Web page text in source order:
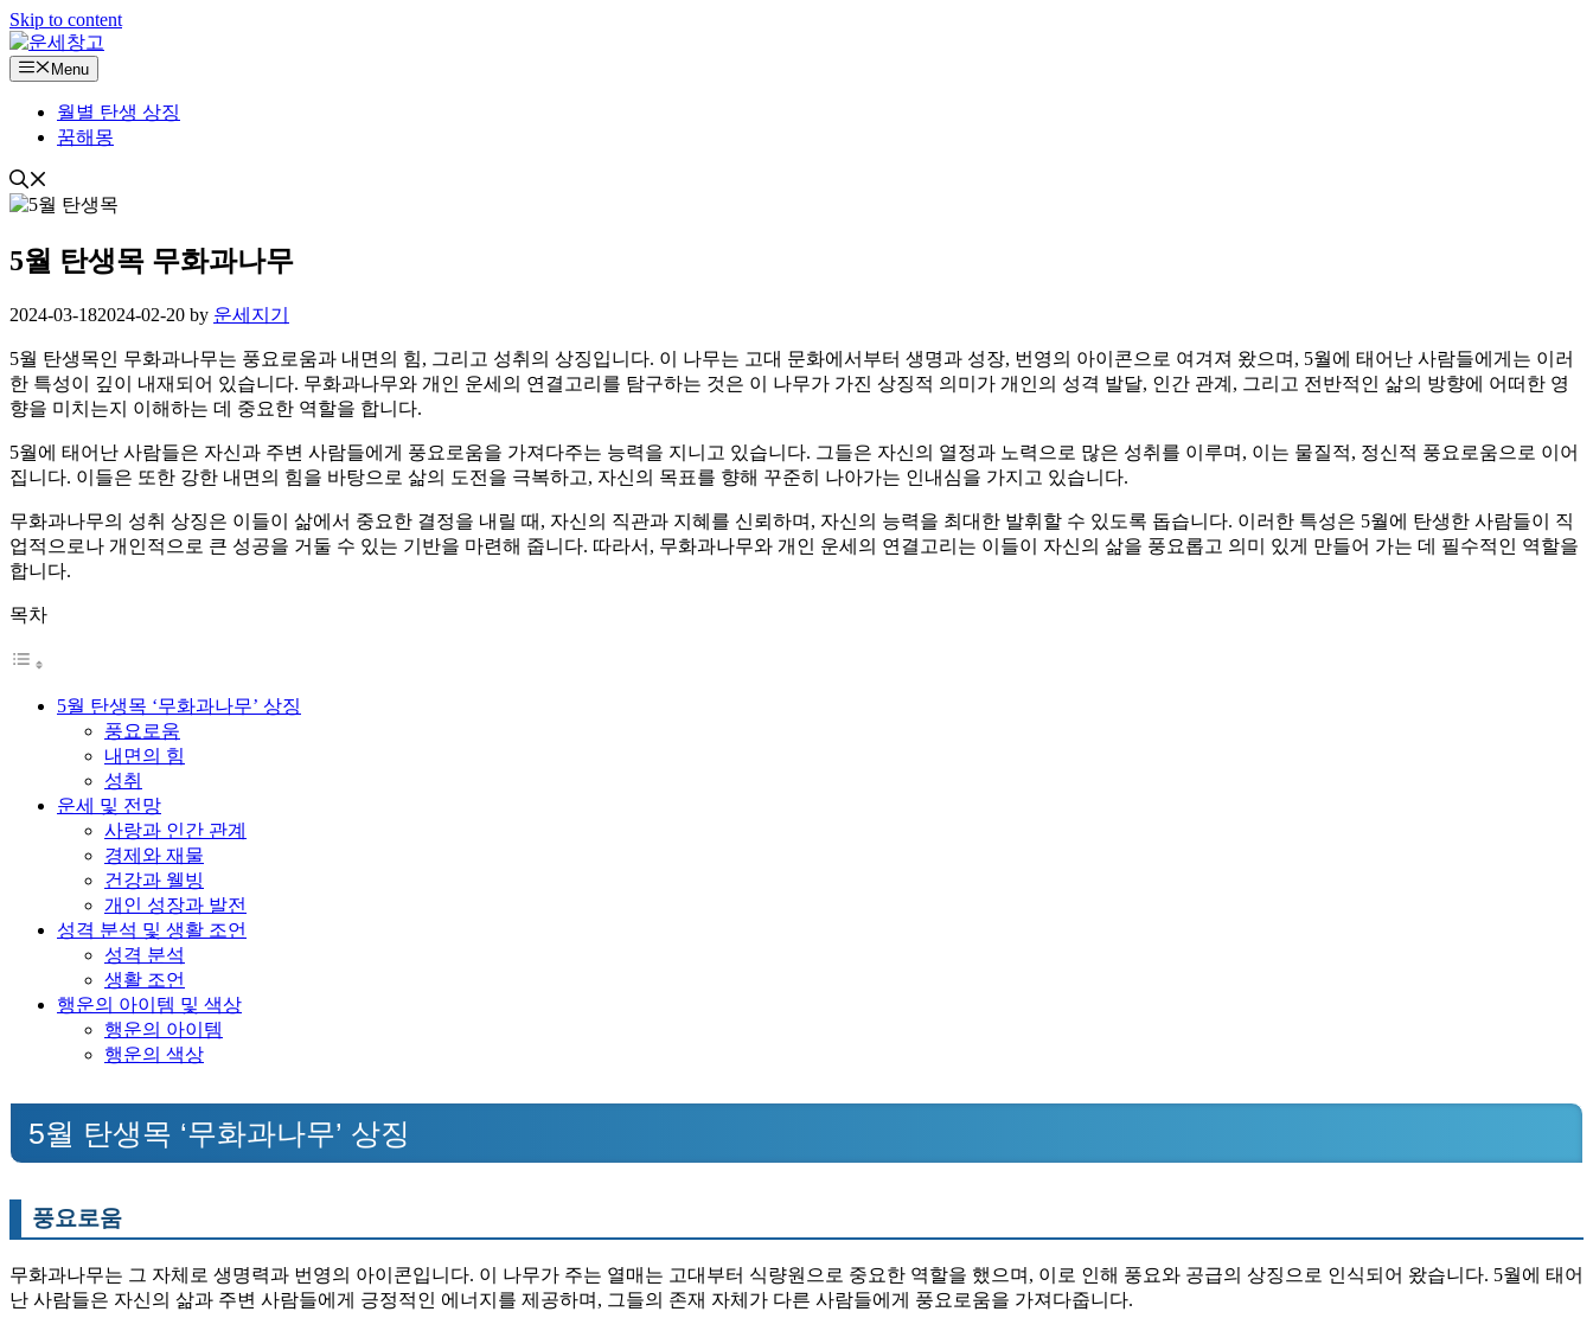
Skip to content
Menu
월별 탄생 상징
꿈해몽
5월 탄생목 무화과나무
2024-03-182024-02-20 by 운세지기
5월 탄생목인 무화과나무는 풍요로움과 내면의 힘, 그리고 성취의 상징입니다. 이 나무는 고대 문화에서부터 생명과 성장, 번영의 아이콘으로 여겨져 왔으며, 5월에 태어난 사람들에게는 이러
한 특성이 깊이 내재되어 있습니다. 무화과나무와 개인 운세의 연결고리를 탐구하는 것은 이 나무가 가진 상징적 의미가 개인의 성격 발달, 인간 관계, 그리고 전반적인 삶의 방향에 어떠한 영
향을 미치는지 이해하는 데 중요한 역할을 합니다.
5월에 태어난 사람들은 자신과 주변 사람들에게 풍요로움을 가져다주는 능력을 지니고 있습니다. 그들은 자신의 열정과 노력으로 많은 성취를 이루며, 이는 물질적, 정신적 풍요로움으로 이어
집니다. 이들은 또한 강한 내면의 힘을 바탕으로 삶의 도전을 극복하고, 자신의 목표를 향해 꾸준히 나아가는 인내심을 가지고 있습니다.
무화과나무의 성취 상징은 이들이 삶에서 중요한 결정을 내릴 때, 자신의 직관과 지혜를 신뢰하며, 자신의 능력을 최대한 발휘할 수 있도록 돕습니다. 이러한 특성은 5월에 탄생한 사람들이 직
업적으로나 개인적으로 큰 성공을 거둘 수 있는 기반을 마련해 줍니다. 따라서, 무화과나무와 개인 운세의 연결고리는 이들이 자신의 삶을 풍요롭고 의미 있게 만들어 가는 데 필수적인 역할을
합니다.
목차
5월 탄생목 ‘무화과나무’ 상징
풍요로움
내면의 힘
성취
운세 및 전망
사랑과 인간 관계
경제와 재물
건강과 웰빙
개인 성장과 발전
성격 분석 및 생활 조언
성격 분석
생활 조언
행운의 아이템 및 색상
행운의 아이템
행운의 색상
5월 탄생목 ‘무화과나무’ 상징
풍요로움
무화과나무는 그 자체로 생명력과 번영의 아이콘입니다. 이 나무가 주는 열매는 고대부터 식량원으로 중요한 역할을 했으며, 이로 인해 풍요와 공급의 상징으로 인식되어 왔습니다. 5월에 태어
난 사람들은 자신의 삶과 주변 사람들에게 긍정적인 에너지를 제공하며, 그들의 존재 자체가 다른 사람들에게 풍요로움을 가져다줍니다.